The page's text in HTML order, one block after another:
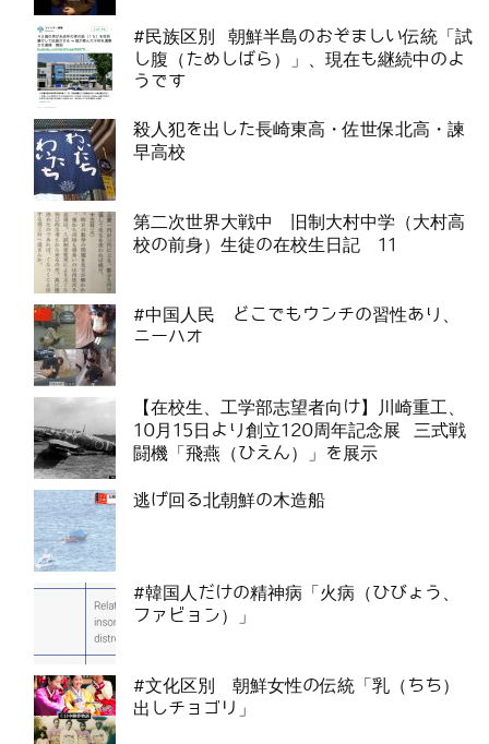
#民族区別 朝鮮半島のおぞましい伝統「試
し腹（ためしばら）」、現在も継続中のよ
うです
殺人犯を出した長崎東高・佐世保北高・諫
早高校
第二次世界大戦中 旧制大村中学（大村高
校の前身）生徒の在校生日記 11
#中国人民 どこでもウンチの習性あり、
ニーハオ
【在校生、工学部志望者向け】川崎重工、
10月15日より創立120周年記念展 三式戦
闘機「飛燕（ひえん）」を展示
逃げ回る北朝鮮の木造船
#韓国人だけの精神病「火病（ひびょう、
ファビョン）」
#文化区別 朝鮮女性の伝統「乳（ちち）
出しチョゴリ」